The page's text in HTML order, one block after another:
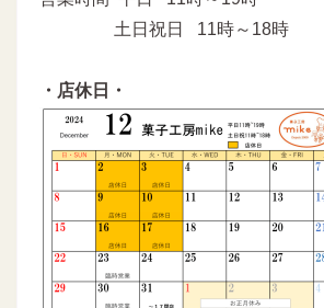
土日祝日 11時～18時
・店休日・